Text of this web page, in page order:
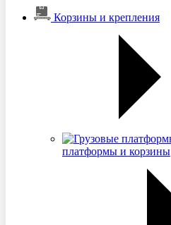
Корзины и крепления
платформы и корзины